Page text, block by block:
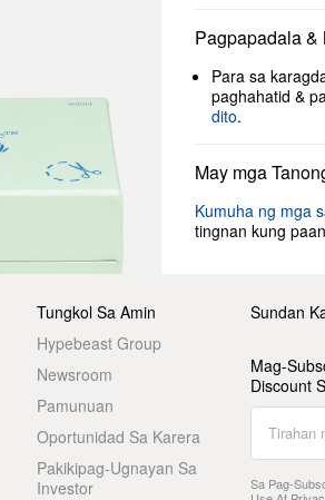
Pagpapadala &
Para sa
paghahatid &
dito.
May mga
Kumuha ng mga
tingnan kung
Tungkol Sa Amin
Hypebeast Group
Newsroom
Pamunuan
Oportunidad Sa Karera
Pakikipag-Ugnayan Sa
Investor
Sundan
Mag-
Discount
Sa Pag-